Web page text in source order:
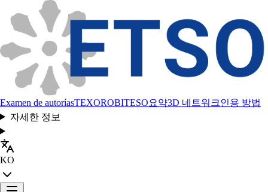
Examen de autoríasTEXOROBITESO요약3D 네트워크인용 방법
자세한 정보
KO